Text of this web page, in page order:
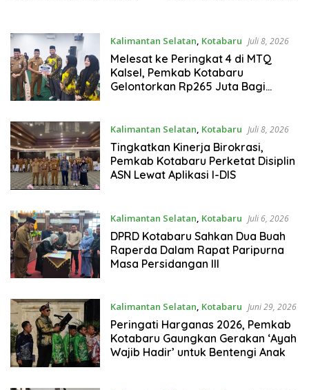
Kalimantan Selatan, Kotabaru Juli 8, 2026
Melesat ke Peringkat 4 di MTQ
Kalsel, Pemkab Kotabaru
Gelontorkan Rp265 Juta Bagi
Kalimantan Selatan, Kotabaru Juli 8, 2026
Tingkatkan Kinerja Birokrasi,
Pemkab Kotabaru Perketat Disiplin
ASN Lewat Aplikasi I-DIS
Kalimantan Selatan, Kotabaru Juli 6, 2026
DPRD Kotabaru Sahkan Dua Buah
Raperda Dalam Rapat Paripurna
Masa Persidangan III
Kalimantan Selatan, Kotabaru Juni 29, 2026
Peringati Harganas 2026, Pemkab
Kotabaru Gaungkan Gerakan ‘Ayah
Wajib Hadir’ untuk Bentengi Anak